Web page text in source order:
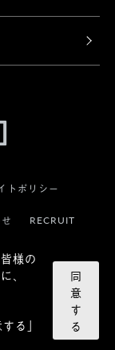
様の
、
る」
同
意
す
る
トポリシー
RECRUIT